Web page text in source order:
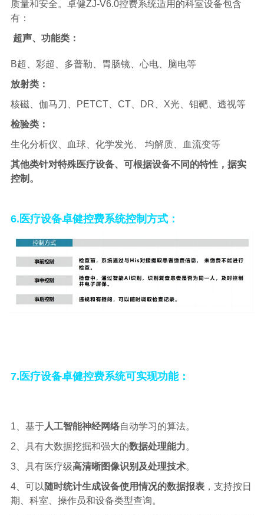
质量和安全。 卓健ZJ-V6.0控费系统适用的科室设备包含
有：
超声、功能类 ：
B超、彩超、多普勒、胃肠镜、心电、脑电等
放射类 ：
核磁、伽马刀、
PETCT、CT、DR、X光、钼靶、透视等
检验类 ：
生化分析仪、血球、化学发光、
均解质、血流变等
其他类针对特殊医疗设备、可根据设备不同的特性，据实
控制。
6.医疗设备卓健控费系统控制方式：
7.医疗设备卓健控费系统可实现功能：
1、基于人工智能神经网络自动学习的算法。
2、具有大数据挖掘和强大的数据处理能力。
3、具有医疗级高清晰图像识别及处理技术。
4、可以 随时统计生成设备使用情况的数据报表 ，支持按日
期、科室、操作员和设备类型查询。